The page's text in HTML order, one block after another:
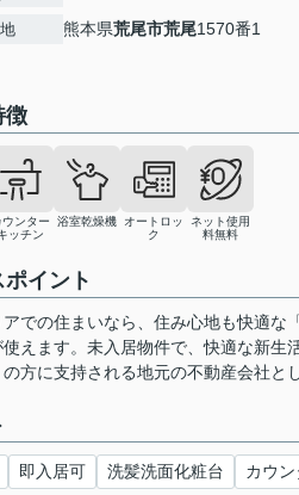
熊本県荒尾市荒尾1570番1
徴
ウンター
ッチン
浴室乾燥機
オートロッ
ク
ネット使用
料無料
イント
での住まいなら、住み心地も快適な
えます。未入居物件で、快適な新
方に支持される地元の不動産会社と
即入居可 洗髪洗面化粧台 カウ